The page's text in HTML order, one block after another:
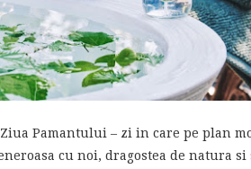
Pamantului – zi in care pe plan
cu noi, dragostea de natura